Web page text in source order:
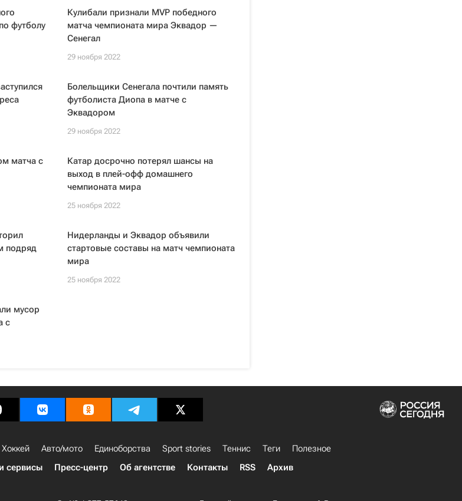
футболу
Кулибали признали MVP победного
матча чемпионата мира Эквадор —
Сенегал
29 ноября 2022
Болельщики Сенегала почтили память
футболиста Диопа в матче с
Эквадором
29 ноября 2022
матча с
Катар досрочно потерял шансы на
выход в плей-офф домашнего
чемпионата мира
25 ноября 2022
подряд
Нидерланды и Эквадор объявили
стартовые составы на матч чемпионата
мира
25 ноября 2022
мусор
с
Хоккей Авто/мото Единоборства Sport stories Теннис Теги
Полезное
сервисы Пресс-центр Об агентстве Контакты RSS Архив